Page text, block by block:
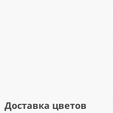
Доставка цветов